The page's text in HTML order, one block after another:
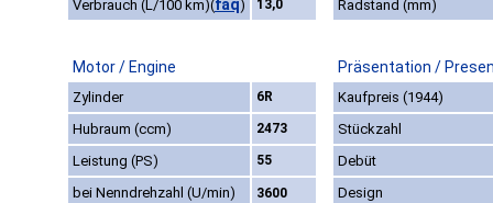
Verbrauch (L/100 km)(faq) 13,0 Radstand (mm)
Motor / Engine Präsentation /
Zylinder 6R
Kaufpreis (1944)
Hubraum (ccm)
2473
Stückzahl
Leistung (PS)
55
Debüt
bei Nenndrehzahl (U/min)
3600 Design